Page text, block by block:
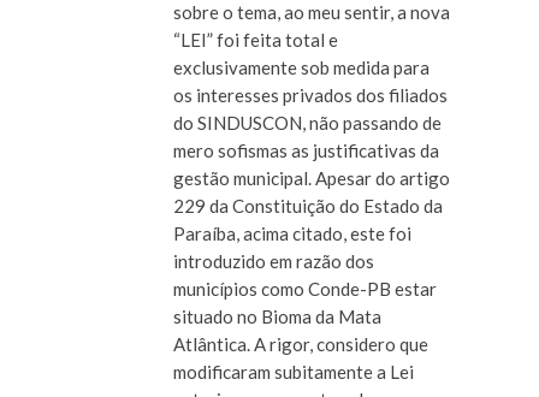
sobre o tema, ao meu sentir, a nova
“LEI” foi feita total e
exclusivamente sob medida para
os interesses privados dos filiados
do SINDUSCON, não passando de
mero sofismas as justificativas da
gestão municipal. Apesar do artigo
229 da Constituição do Estado da
Paraíba, acima citado, este foi
introduzido em razão dos
municípios como Conde-PB estar
situado no Bioma da Mata
Atlântica. A rigor, considero que
modificaram subitamente a Lei